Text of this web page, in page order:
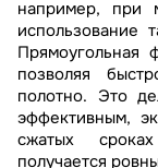
например, при
использование
Прямоугольная
позволяя
полотно. Это
эффективным,
сжатых
получается